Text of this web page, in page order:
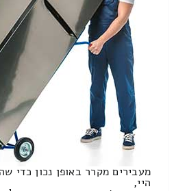
מעבירים מקרר באופן נכון כדי
היי,